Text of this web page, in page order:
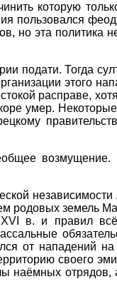
которую
пользовался
но эта политика
подати. Тогда
этого
расправе,
умер.
возмущение.
родовых земель
XVI в. и правил
от нападений на
своего
наёмных отрядов,